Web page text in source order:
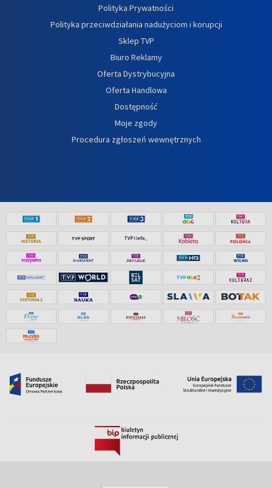
Polityka Prywatności
Polityka przeciwdziałania nadużyciom i korupcji
Sklep TVP
Biuro Reklamy
Oferta Dystrybucyjna
Oferta Handlowa
Dostępność
Moje zgody
Procedura zgłoszeń wewnętrznych